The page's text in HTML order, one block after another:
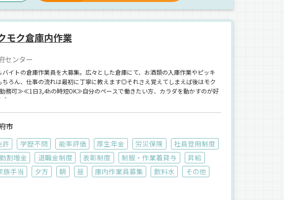
モク倉庫内作業
センター
イトの倉庫作業員を大募集。広々とした倉庫にて、お酒類の入庫作業やピッキ
ちろん、仕事の流れは最初に丁寧に教えます◎それさえ覚えてしまえば後はモク
務可≫≪1日3,4hの時短OK≫自分のペースで働きたい方、カラダを動かすのが好
市
許 学歴不問 能率評価 厚生年金 労災保険
社員登用制度
割増金 退職金制度 表彰制度 制服・作業着貸与
昇給
族手当 夕方 朝 昼 庫内作業員募集 飲料水
その他